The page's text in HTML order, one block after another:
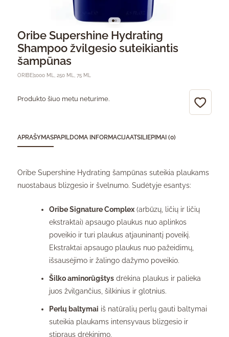
Oribe Supershine Hydrating
Shampoo žvilgesio suteikiantis
šampūnas
ORIBE1000 ML, 250 ML, 75 ML
Produkto šiuo metu neturime.
APRAŠYMASPAPILDOMA INFORMACIJAATSILIEPIMAI (0)
Oribe Supershine Hydrating šampūnas suteikia plaukams
nuostabaus blizgesio ir švelnumo. Sudėtyje esantys:
Oribe Signature Complex (arbūzų, ličių ir ličių
ekstraktai) apsaugo plaukus nuo aplinkos
poveikio ir turi plaukus atjauninantį poveikį.
Ekstraktai apsaugo plaukus nuo pažeidimų,
išsausėjimo ir žalingo dažymo poveikio.
Šilko aminorūgštys drėkina plaukus ir palieka
juos žvilgančius, šilkinius ir glotnius.
Perlų baltymai iš natūralių perlų gauti baltymai
suteikia plaukams intensyvaus blizgesio ir
stipraus drėkinimo.